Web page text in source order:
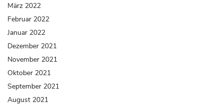
März 2022
Februar 2022
Januar 2022
Dezember 2021
November 2021
Oktober 2021
September 2021
August 2021